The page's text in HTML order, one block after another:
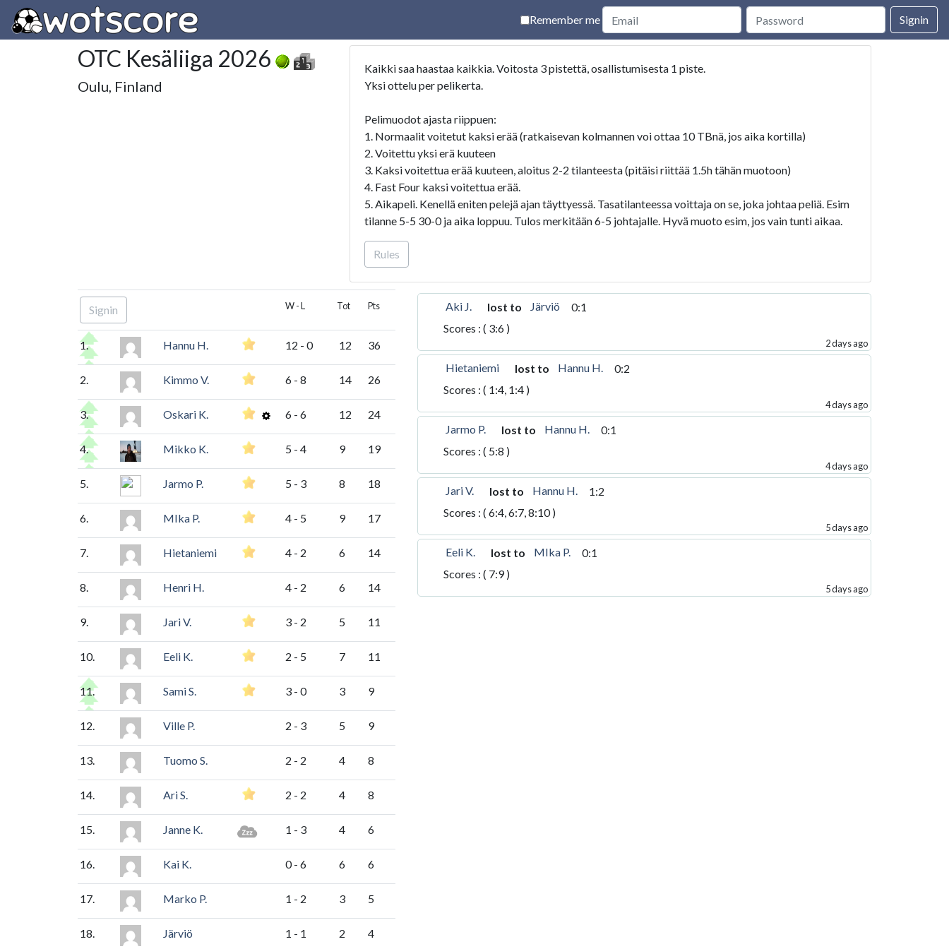
Remember me Signin
OTC Kesäliiga 2026
Oulu, Finland
Kaikki saa haastaa kaikkia. Voitosta 3 pistettä, osallistumisesta 1 piste.
Yksi ottelu per pelikerta.
Pelimuodot ajasta riippuen:
1. Normaalit voitetut kaksi erää (ratkaisevan kolmannen voi ottaa 10 TBnä, jos aika kortilla)
2. Voitettu yksi erä kuuteen
3. Kaksi voitettua erää kuuteen, aloitus 2-2 tilanteesta (pitäisi riittää 1.5h tähän muotoon)
4. Fast Four kaksi voitettua erää.
5. Aikapeli. Kenellä eniten pelejä ajan täyttyessä. Tasatilanteessa voittaja on se, joka johtaa peliä. Esim
tilanne 5-5 30-0 ja aika loppuu. Tulos merkitään 6-5 johtajalle. Hyvä muoto esim, jos vain tunti aikaa.
Hyviä pelejä
8 parasta kauden päätteeksi finaalipäivän kamppailuun kaaviolla 1 vs 8 , 2 vs 7 etc.
Rules
Signin W - L Tot Pts
1. Hannu H. 12 - 0 12 36
2. Kimmo V. 6 - 8 14 26
3. Oskari K. 6 - 6 12 24
4. Mikko K. 5 - 4 9 19
5. Jarmo P. 5 - 3 8 18
6. MIka P. 4 - 5 9 17
7. Hietaniemi 4 - 2 6 14
8. Henri H. 4 - 2 6 14
9. Jari V. 3 - 2 5 11
10. Eeli K. 2 - 5 7 11
11. Sami S. 3 - 0 3 9
12. Ville P. 2 - 3 5 9
13. Tuomo S. 2 - 2 4 8
14. Ari S. 2 - 2 4 8
15. Janne K. 1 - 3 4 6
16. Kai K. 0 - 6 6 6
17. Marko P. 1 - 2 3 5
18. Järviö 1 - 1 2 4
Aki J. lost to Järviö
0:1
Scores : ( 3:6 )
2 days ago
Hietaniemi lost to Hannu H.
0:2
Scores : ( 1:4, 1:4 )
4 days ago
Jarmo P. lost to Hannu H.
0:1
Scores : ( 5:8 )
4 days ago
Jari V. lost to Hannu H.
1:2
Scores : ( 6:4, 6:7, 8:10 )
5 days ago
Eeli K. lost to MIka P.
0:1
Scores : ( 7:9 )
5 days ago